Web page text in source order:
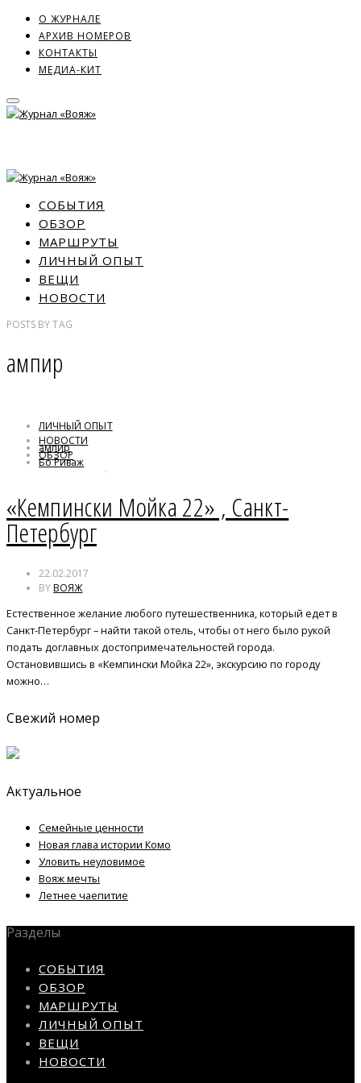
О ЖУРНАЛЕ
АРХИВ НОМЕРОВ
КОНТАКТЫ
МЕДИА-КИТ
СОБЫТИЯ
ОБЗОР
МАРШРУТЫ
ЛИЧНЫЙ ОПЫТ
ВЕЩИ
НОВОСТИ
POSTS BYTAG
ампир
ЛИЧНЫЙ ОПЫТ
НОВОСТИ
ОБЗОР
ампир
Бо Риваж
Санкт- Петербург
«Кемпински Мойка 22» , Санкт-
Петербург
22.02.2017
BYВОЯЖ
Естественное желание любого путешественника, который едет в
Санкт-Петербург – найти такой отель, чтобы от него было рукой
подать доглавных достопримечательностей города.
Остановившись в «Кемпински Мойка 22», экскурсию по городу
можно…
Свежий номер
Актуальное
Семейные ценности
Новая глава истории Комо
Уловить неуловимое
Вояж мечты
Летнее чаепитие
Разделы
СОБЫТИЯ
ОБЗОР
МАРШРУТЫ
ЛИЧНЫЙ ОПЫТ
ВЕЩИ
НОВОСТИ